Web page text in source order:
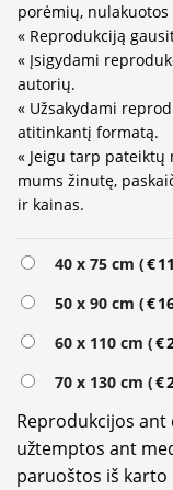
porėmių,
« Reprodukciją
« Įsigydami
autorių.
« Užsakydami
atitinkantį formatą.
« Jeigu tarp pateiktų
mums žinutę,
ir kainas.
40 x 75 cm (€
50 x 90 cm (€
60 x 110 cm (€
70 x 130 cm (€
Reprodukcijos
užtemptos ant
paruoštos iš karto